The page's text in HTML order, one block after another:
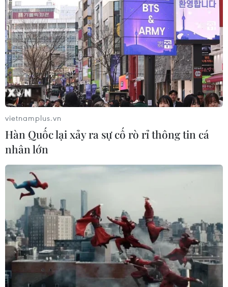
vietnamplus.vn
Hàn Quốc lại xảy ra sự cố rò rỉ thông tin cá
nhân lớn